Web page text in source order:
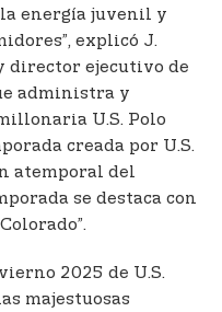
energía juvenil y
explicó J.
director ejecutivo de
administra y
U.S. Polo
creada por U.S.
atemporal del
se destaca con
2025 de U.S.
majestuosas